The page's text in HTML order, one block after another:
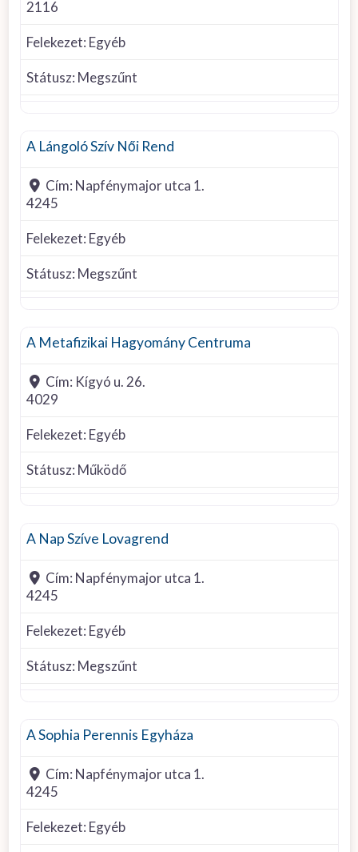
2116
Felekezet: Egyéb
Státusz: Megszűnt
A Lángoló Szív Női Rend
Cím: Napfénymajor utca 1.
4245
Felekezet: Egyéb
Státusz: Megszűnt
A Metafizikai Hagyomány Centruma
Cím: Kígyó u. 26.
4029
Felekezet: Egyéb
Státusz: Működő
A Nap Szíve Lovagrend
Cím: Napfénymajor utca 1.
4245
Felekezet: Egyéb
Státusz: Megszűnt
A Sophia Perennis Egyháza
Cím: Napfénymajor utca 1.
4245
Felekezet: Egyéb